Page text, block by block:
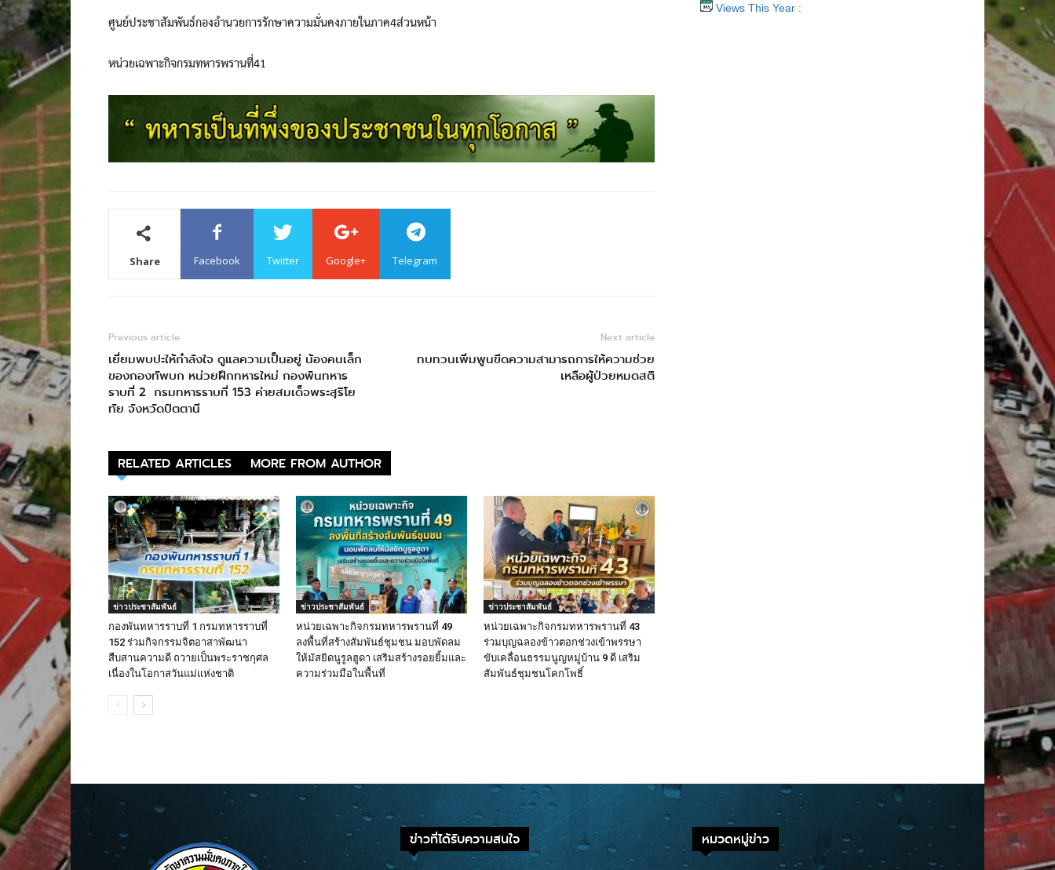
ศูนย์ประชาสัมพันธ์กองอำนวยการรักษาความมั่นคงภายในภาค4ส่วนหน้า
หน่วยเฉพาะกิจกรมทหารพรานที่41
Share Facebook Twitter Google+ Telegram
Previous article
เยี่ยมพบปะให้กำลังใจ ดูแลความเป็นอยู่ น้องคนเล็ก
ของกองทัพบก หน่วยฝึกทหารใหม่ กองพันทหาร
ราบที่ 2 กรมทหารราบที่ 153 ค่ายสมเด็จพระสุริโย
ทัย จังหวัดปัตตานี
Next article
ทบทวนเพิ่มพูนขีดความสามารถการให้ความช่วย
เหลือผู้ป่วยหมดสติ
RELATED ARTICLES MORE FROM AUTHOR
ข่าวประชาสัมพันธ์
กองพันทหารราบที่ 1 กรมทหารราบที่
152 ร่วมกิจกรรมจิตอาสาพัฒนา
สืบสานความดี ถวายเป็นพระราชกุศล
เนื่องในโอกาสวันแม่แห่งชาติ
ข่าวประชาสัมพันธ์
หน่วยเฉพาะกิจกรมทหารพรานที่ 49
ลงพื้นที่สร้างสัมพันธ์ชุมชน มอบพัดลม
ให้มัสยิดนูรูลฮูดา เสริมสร้างรอยยิ้มและ
ความร่วมมือในพื้นที่
ข่าวประชาสัมพันธ์
หน่วยเฉพาะกิจกรมทหารพรานที่ 43
ร่วมบุญฉลองข้าวตอกช่วงเข้าพรรษา
ขับเคลื่อนธรรมนูญหมู่บ้าน 9 ดี เสริม
สัมพันธ์ชุมชนโคกโพธิ์
Views This Year :
ข่าวที่ได้รับความสนใจ หมวดหมู่ข่าว